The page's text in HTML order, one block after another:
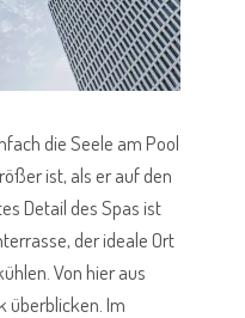
die Seele am Pool
ist, als er auf den
Detail des Spas ist
der ideale Ort
Von hier aus
überblicken. Im